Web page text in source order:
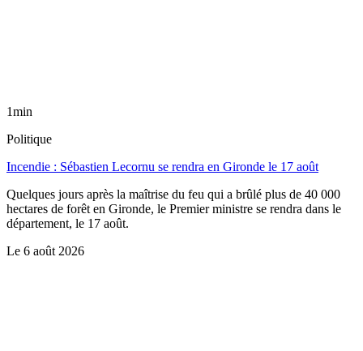
1min
Politique
Incendie : Sébastien Lecornu se rendra en Gironde le 17 août
Quelques jours après la maîtrise du feu qui a brûlé plus de 40 000
hectares de forêt en Gironde, le Premier ministre se rendra dans le
département, le 17 août.
Le 6 août 2026